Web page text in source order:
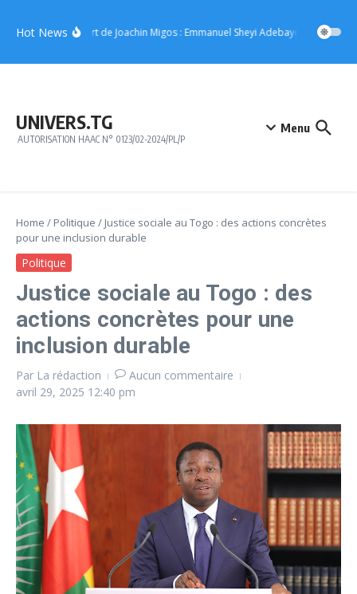
Hot NewsConcert de Joachin Migos : Emmanuel Sheyi Adebayor offre 10
UNIVERS.TG
AUTORISATION HAAC N° 0123/02-2024/PL/P
Menu
Home / Politique / Justice sociale au Togo : des actions concrètes
pour une inclusion durable
Politique
Justice sociale au Togo : des
actions concrètes pour une
inclusion durable
Par La rédaction
Aucun commentaire
avril 29, 2025 12:40 pm